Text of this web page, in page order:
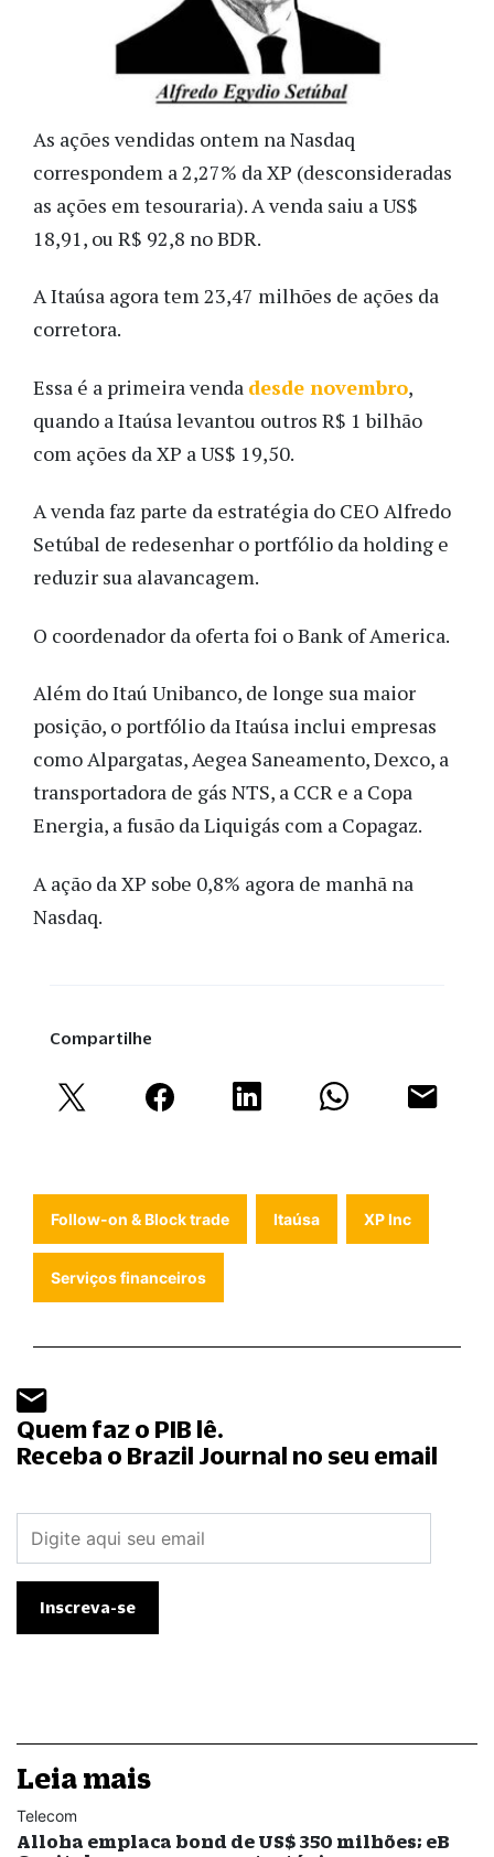
As ações vendidas ontem na Nasdaq
correspondem a 2,27% da XP (desconsideradas
as ações em tesouraria). A venda saiu a US$
18,91, ou R$ 92,8 no BDR.
A Itaúsa agora tem 23,47 milhões de ações da
corretora.
Essa é a primeira venda desde novembro,
quando a Itaúsa levantou outros R$ 1 bilhão
com ações da XP a US$ 19,50.
A venda faz parte da estratégia do CEO Alfredo
Setúbal de redesenhar o portfólio da holding e
reduzir sua alavancagem.
O coordenador da oferta foi o Bank of America.
Além do Itaú Unibanco, de longe sua maior
posição, o portfólio da Itaúsa inclui empresas
como Alpargatas, Aegea Saneamento, Dexco, a
transportadora de gás NTS, a CCR e a Copa
Energia, a fusão da Liquigás com a Copagaz.
A ação da XP sobe 0,8% agora de manhã na
Nasdaq.
Compartilhe
Follow-on & Block trade Itaúsa XP Inc
Serviços financeiros
Quem faz o PIB lê.
Receba o Brazil Journal no seu email
Leia mais
Telecom
Alloha emplaca bond de US$ 350 milhões; eB